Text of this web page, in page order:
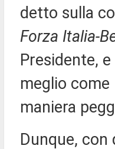
detto sulla
Forza Italia-
Presidente,
meglio
maniera
Dunque,